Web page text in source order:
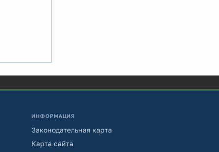
ИНФОРМАЦИЯ
Законодательная карта
Карта сайта